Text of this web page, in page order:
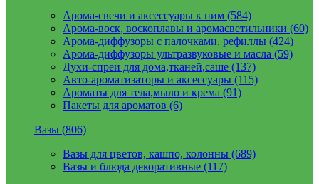
Арома-свечи и аксессуары к ним (584)
Арома-воск, воскоплавы и аромасветильники (60)
Арома-диффузоры с палочками, рефиллы (424)
Арома-диффузоры ультразвуковые и масла (59)
Духи-спреи для дома,тканей,саше (137)
Авто-ароматизаторы и аксессуары (115)
Ароматы для тела,мыло и крема (91)
Пакеты для ароматов (6)
Вазы (806)
Вазы для цветов, кашпо, колонны (689)
Вазы и блюда декоративные (117)